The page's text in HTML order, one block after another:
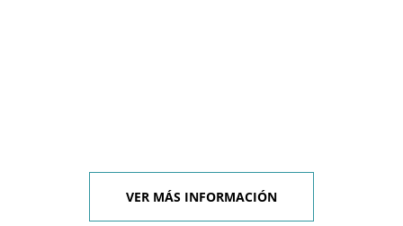
VER MÁS INFORMACIÓN